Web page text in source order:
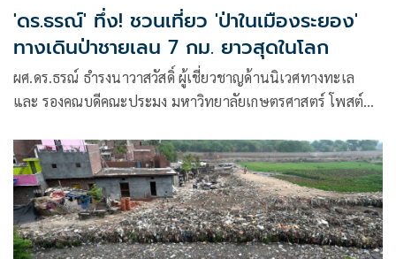
'ดร.ธรณ์' ทึ่ง! ชวนเที่ยว 'ป่าในเมืองระยอง'
ทางเดินป่าชายเลน 7 กม. ยาวสุดในโลก
ผศ.ดร.ธรณ์ ธำรงนาวาสวัสดิ์ ผู้เชี่ยวชาญด้านนิเวศทางทะเล
และ รองคณบดีคณะประมง มหาวิทยาลัยเกษตรศาสตร์ โพสต์
ไหมครับ เมืองระยองมีทางเดินในป่าชายเลน mangrove
boardwalk ที่อาจจะยาวสุดในโลก